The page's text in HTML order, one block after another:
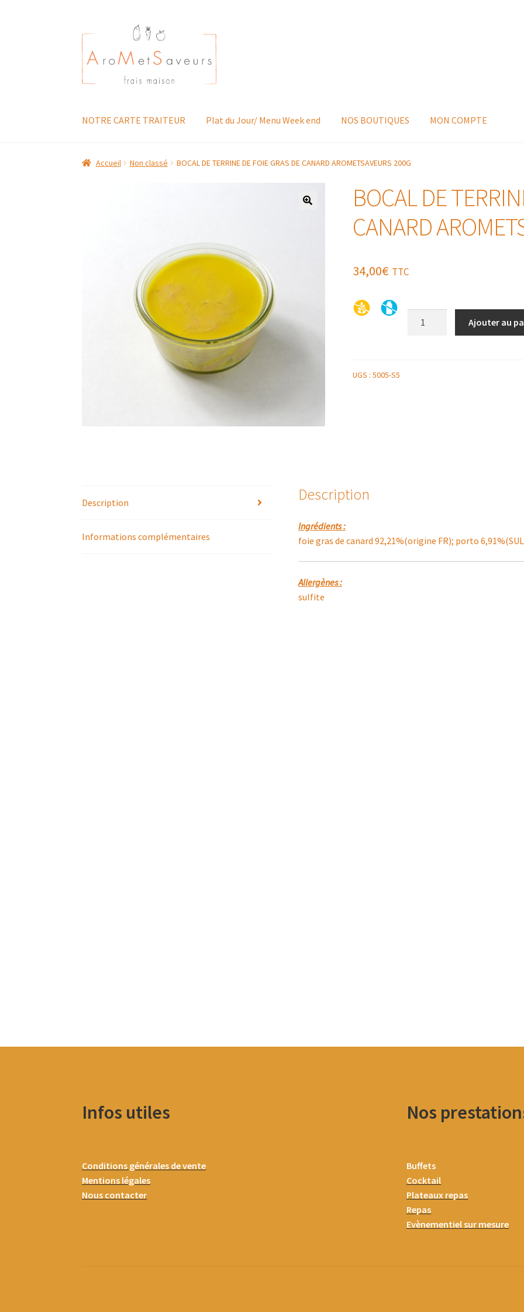
Aller
à
la
navigation
Aller
au
contenu
NOTRE CARTE TRAITEUR Plat du Jour/ Menu Week end NOS BOUTIQUES MON COMPTE
Accueil Non classé BOCAL DE TERRINE DE FOIE GRAS DE CANARD AROMETSAVEURS 200G
BOCAL DE
CANARD
34,00€ TTC
Ajouter au
UGS : 5005-S5
Description
Informations complémentaires
Description
Ingrédients :
foie gras de canard 92,21%(origine FR); porto
Allergènes :
sulfite
Infos utiles
Conditions générales de vente
Mentions légales
Nous contacter
Nos
Buffets
Cocktail
Plateaux repas
Repas
Evènementiel sur mesure